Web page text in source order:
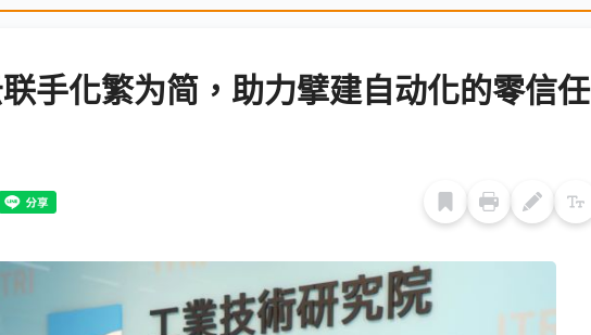
手化繁为简，助力擘建自动化的零信任